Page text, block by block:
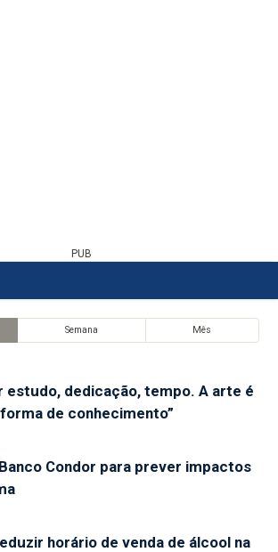
PUB
Semana Mês
estudo, dedicação, tempo. A arte é
de conhecimento”
Condor para prever impactos
horário de venda de álcool na